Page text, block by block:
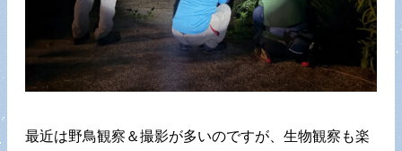
最近は野鳥観察＆撮影が多いのですが、生物観察も楽